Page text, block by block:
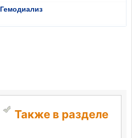
Гемодиализ
Также в разделе